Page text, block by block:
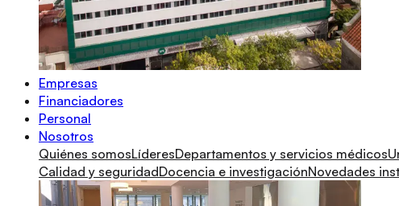
Empresas
Financiadores
Personal
Nosotros
Quiénes somosLíderesDepartamentos y servicios médicos
Calidad y seguridadDocencia e investigaciónNovedades